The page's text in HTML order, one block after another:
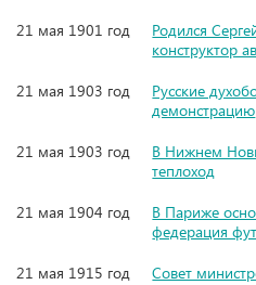
21 мая 1901 год
Родился
конструктор
21 мая 1903 год
Русские
демонстрацию
21 мая 1903 год
В Нижнем
теплоход
21 мая 1904 год
В Париже
федерация
21 мая 1915 год
Совет